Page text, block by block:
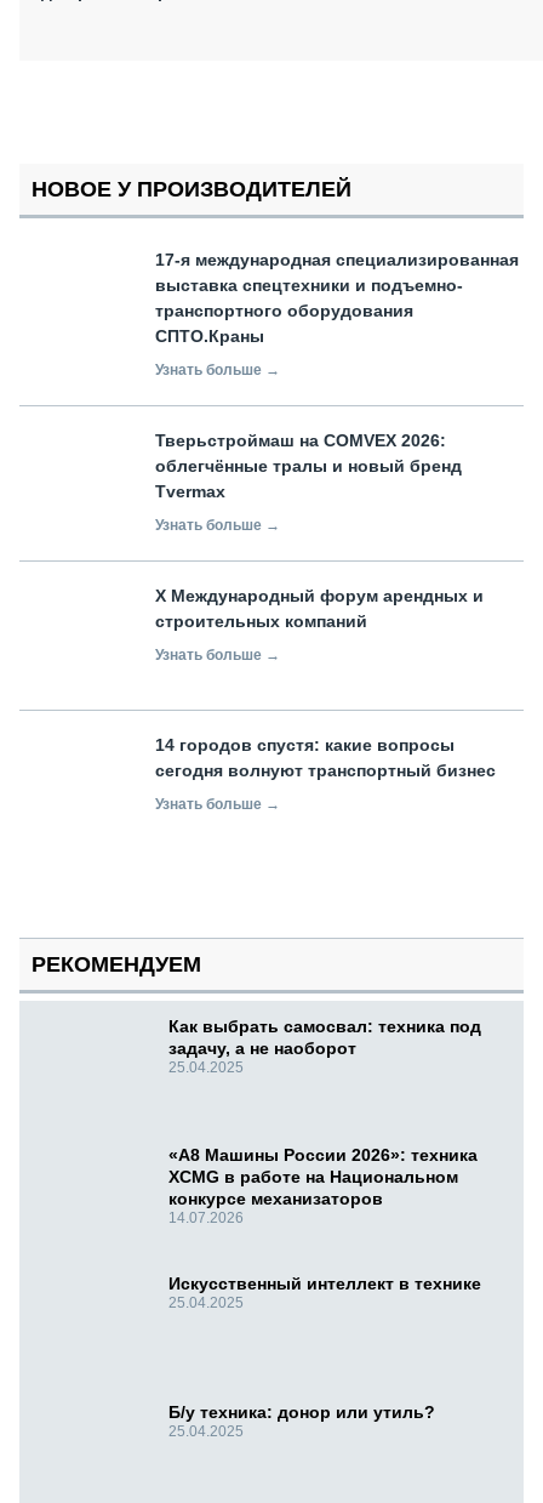
НОВОЕ У ПРОИЗВОДИТЕЛЕЙ
17-я международная специализированная
выставка спецтехники и подъемно-
транспортного оборудования
СПТО.Краны
Узнать больше →
Тверьстроймаш на COMVEX 2026:
облегчённые тралы и новый бренд
Tvermax
Узнать больше →
X Международный форум арендных и
строительных компаний
Узнать больше →
14 городов спустя: какие вопросы
сегодня волнуют транспортный бизнес
Узнать больше →
РЕКОМЕНДУЕМ
Как выбрать самосвал: техника под
задачу, а не наоборот
25.04.2025
«А8 Машины России 2026»: техника
XCMG в работе на Национальном
конкурсе механизаторов
14.07.2026
Искусственный интеллект в технике
25.04.2025
Б/у техника: донор или утиль?
25.04.2025